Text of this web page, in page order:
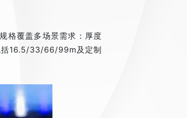
格覆盖多场景需求：厚度
16.5/33/66/99m及定制